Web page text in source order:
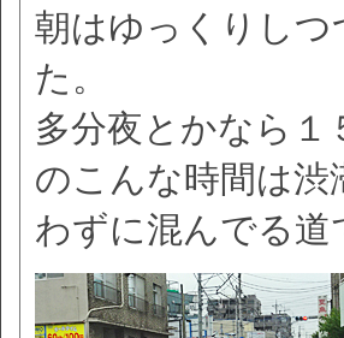
朝はゆっくりしつ
た。
多分夜とかなら
のこんな時間は
わずに混んでる